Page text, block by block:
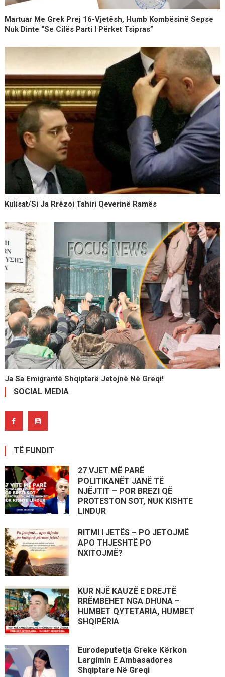
Martuar Me Grek Prej 16-Vjetësh, Humb Kombësinë Sepse
Nuk Dinte “se Cilës Parti I Përket Tsipras”
Kulisat/Si Ja Rrëzoi Tahiri Qeverinë Ramës
Ja Sa Emigrantë Shqiptarë Jetojnë Në Greqi!
SOCIAL MEDIA
TË FUNDIT
27 VJET MË PARË
POLITIKANËT JANË TË
NJËJTIT – POR BREZI QË
PROTESTON SOT, NUK KISHTE
LINDUR
RITMI I JETËS – PO JETOJMË
APO THJESHTË PO
NXITOJMË?
KUR NJË KAUZË E DREJTË
RRËMBEHET NGA DHUNA –
HUMBET QYTETARIA, HUMBET
SHQIPËRIA
Eurodeputetja Greke Kërkon
Largimin E Ambasadores
Shqiptare Në Greqi